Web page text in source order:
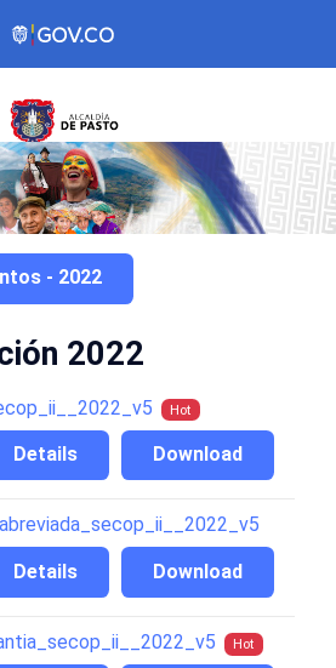
- 2022
2022
Hot
Download
Details
Download
Details
Hot